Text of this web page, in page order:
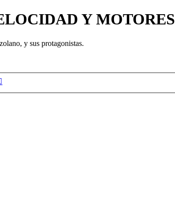
Y MOTORES
y sus protagonistas.